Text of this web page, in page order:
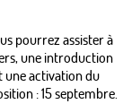
pourrez assister à
une introduction
une activation du
: 15 septembre.